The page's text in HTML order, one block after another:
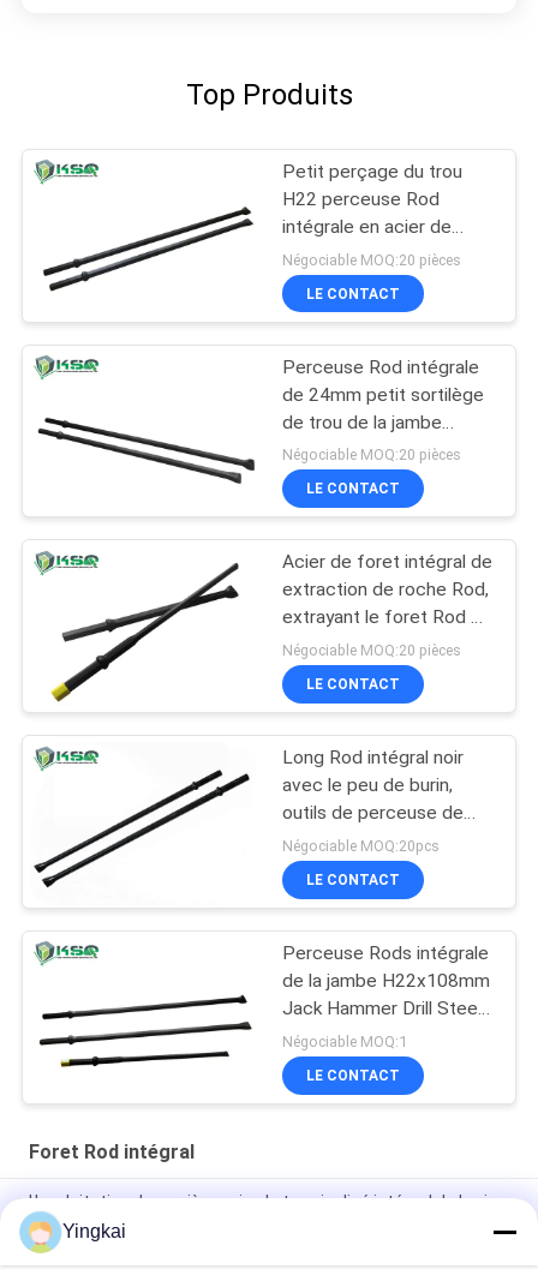
Top Produits
Petit perçage du trou
H22 perceuse Rod
intégrale en acier de
23mm - de 41mm
Négociable MOQ:20 pièces
LE CONTACT
Perceuse Rod intégrale
de 24mm petit sortilège
de trou de la jambe
22x108mm
Négociable MOQ:20 pièces
LE CONTACT
Acier de foret intégral de
extraction de roche Rod,
extrayant le foret Rod de
trou de prise
Négociable MOQ:20 pièces
LE CONTACT
Long Rod intégral noir
avec le peu de burin,
outils de perceuse de
roche
Négociable MOQ:20pcs
LE CONTACT
Perceuse Rods intégrale
de la jambe H22x108mm
Jack Hammer Drill Steel
Chisel
Négociable MOQ:1
LE CONTACT
Foret Rod intégral
L'exploitation de carrière usine le type incliné intégral de burin
de jambe de carbure de tungstène de Rods de perceuse
Perceuse de roche d'extraction au fond Rod With Cnc Milling
Yingkai